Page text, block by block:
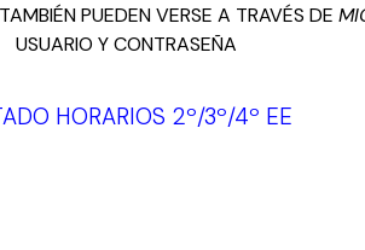
PUEDEN VERSE A TRAVÉS DE
USUARIO Y CONTRASEÑA
HORARIOS 2º/3º/4º EE